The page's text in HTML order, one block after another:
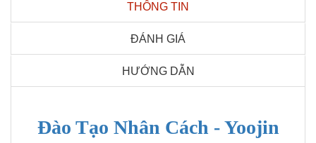
THÔNG TIN
ĐÁNH GIÁ
HƯỚNG DẪN
Đào Tạo Nhân Cách - Yoojin